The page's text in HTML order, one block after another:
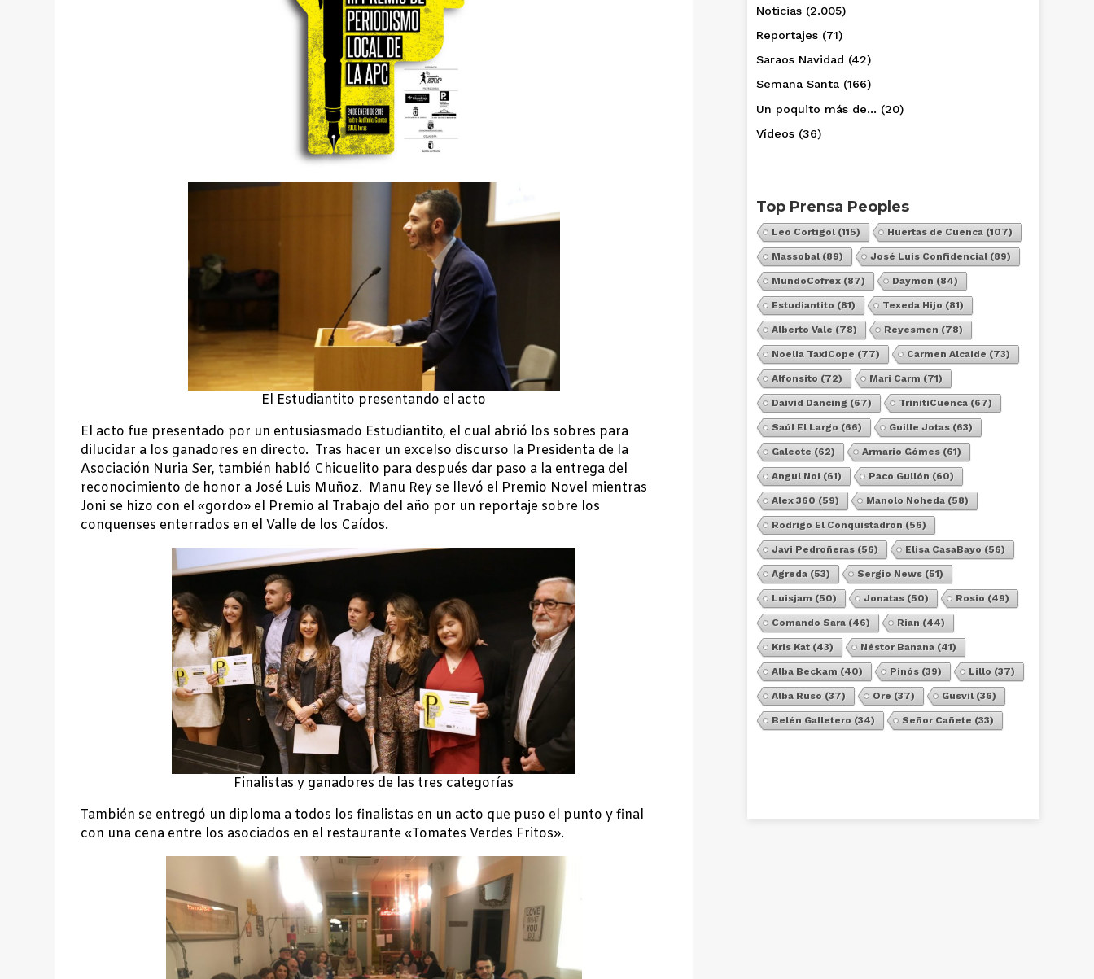
El Estudiantito presentando el acto
El acto fue presentado por un entusiasmado Estudiantito, el cual abrió los sobres para
dilucidar a los ganadores en directo. Tras hacer un excelso discurso la Presidenta de la
Asociación Nuria Ser, también habló Chicuelito para después dar paso a la entrega del
reconocimiento de honor a José Luis Muñoz. Manu Rey se llevó el Premio Novel mientras
Joni se hizo con el «gordo» el Premio al Trabajo del año por un reportaje sobre los
conquenses enterrados en el Valle de los Caídos.
Finalistas y ganadores de las tres categorías
También se entregó un diploma a todos los finalistas en un acto que puso el punto y final
con una cena entre los asociados en el restaurante «Tomates Verdes Fritos».
Noticias (2.005)
Reportajes (71)
Saraos Navidad (42)
Semana Santa (166)
Un poquito más de… (20)
Vídeos (36)
Top Prensa Peoples
Leo Cortigol (115) Huertas de Cuenca (107)
Massobal (89) José Luis Confidencial (89)
MundoCofrex (87) Daymon (84)
Estudiantito (81) Texeda Hijo (81)
Alberto Vale (78) Reyesmen (78)
Noelia TaxiCope (77) Carmen Alcaide (73)
Alfonsito (72) Mari Carm (71)
Daivid Dancing (67) TrinitiCuenca (67)
Saúl El Largo (66) Guille Jotas (63)
Galeote (62) Armario Gómes (61)
Angul Noi (61) Paco Gullón (60)
Alex 360 (59) Manolo Noheda (58)
Rodrigo El Conquistadron (56)
Javi Pedroñeras (56) Elisa CasaBayo (56)
Agreda (53) Sergio News (51)
Luisjam (50) Jonatas (50) Rosio (49)
Comando Sara (46) Rian (44)
Kris Kat (43) Néstor Banana (41)
Alba Beckam (40) Pinós (39) Lillo (37)
Alba Ruso (37) Ore (37) Gusvil (36)
Belén Galletero (34) Señor Cañete (33)